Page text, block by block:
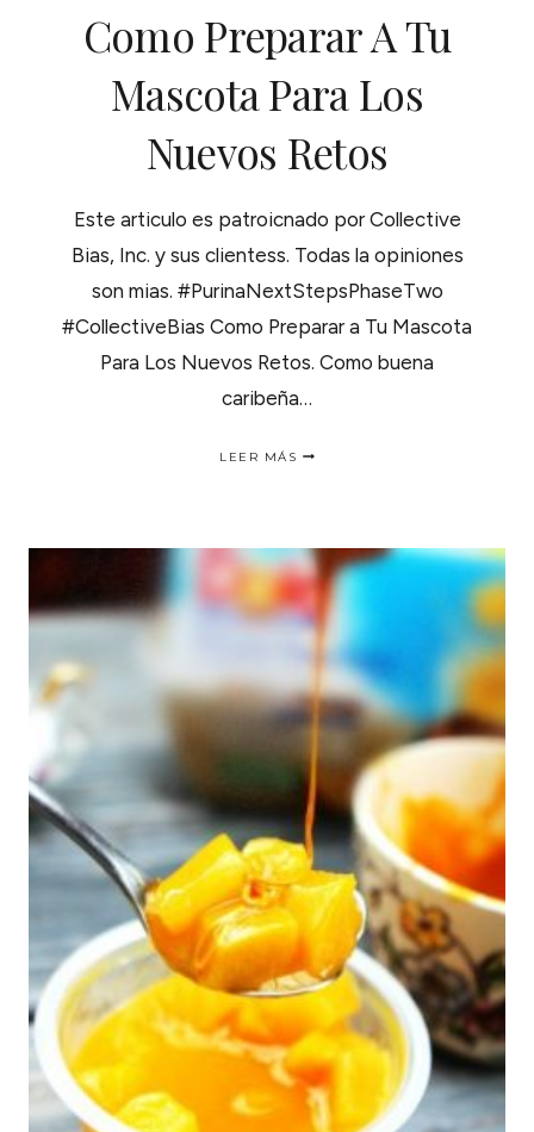
Como Preparar A Tu
Mascota Para Los
Nuevos Retos
Este articulo es patroicnado por Collective
Bias, Inc. y sus clientess. Todas la opiniones
son mias. #PurinaNextStepsPhaseTwo
#CollectiveBias Como Preparar a Tu Mascota
Para Los Nuevos Retos. Como buena
caribeña…
LEER MÁS
PARA
LOS
NUEVOS
RETOS